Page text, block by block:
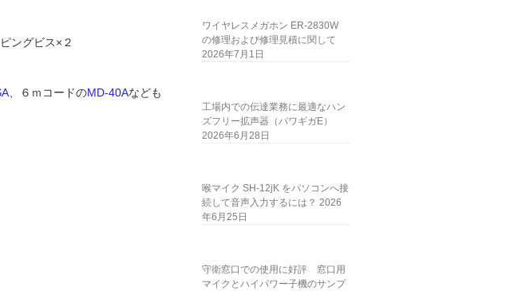
ングビス×２
、６ｍコードのMD-40Aなども
ワイヤレスメガホン ER-2830W
の修理および修理見積に関して
2026年7月1日
工場内での伝達業務に最適なハン
ズフリー拡声器（パワギガE）
2026年6月28日
喉マイク SH-12jK をパソコンへ接
続して音声入力するには？ 2026
年6月25日
守衛窓口での使用に好評 窓口用
マイクとハイパワー子機のサンプ